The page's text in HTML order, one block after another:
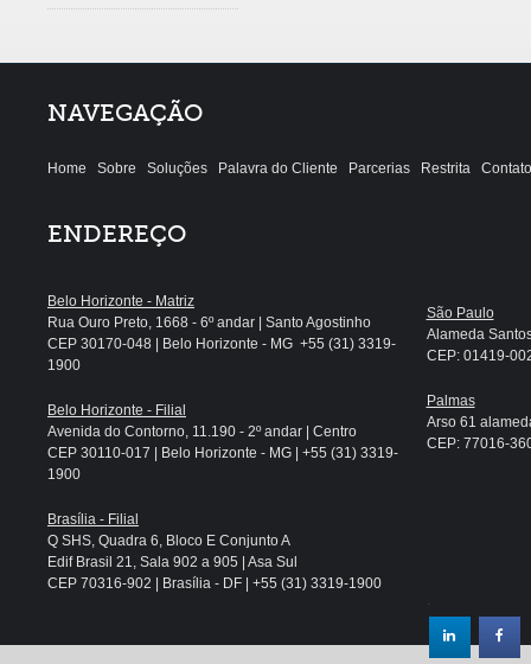
NAVEGAÇÃO
Home Sobre Soluções Palavra do Cliente Parcerias Restrita Contato
ENDEREÇO
Belo Horizonte - Matriz
Rua Ouro Preto, 1668 - 6º andar | Santo Agostinho
CEP 30170-048 | Belo Horizonte - MG +55 (31) 3319-
1900
Belo Horizonte - Filial
Avenida do Contorno, 11.190 - 2º andar | Centro
CEP 30110-017 | Belo Horizonte - MG | +55 (31) 3319-
1900
Brasília - Filial
Q SHS, Quadra 6, Bloco E Conjunto A
Edif Brasil 21, Sala 902 a 905 | Asa Sul
CEP 70316-902 | Brasília - DF | +55 (31) 3319-1900
São Paulo
Alameda
CEP: 01419-
Palmas
Arso 61
CEP: 77016-
.